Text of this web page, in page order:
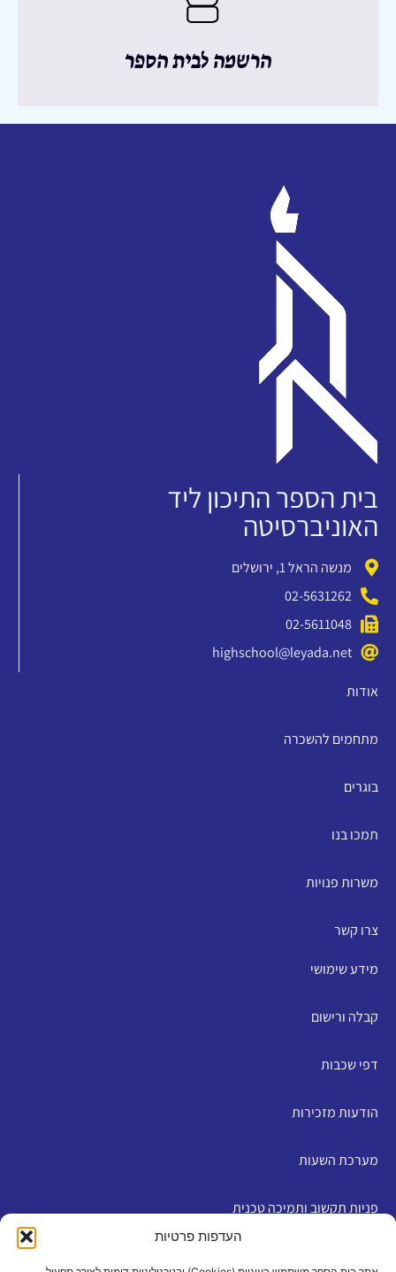
העדפות פרטיות
הרשמה לבית הספר
בית הספר התיכון ליד
האוניברסיטה
מנשה הראל 1, ירושלים
02-5631262
02-5611048
highschool@leyada.net
אודות
מתחמים להשכרה
בוגרים
תמכו בנו
משרות פנויות
צרו קשר
מידע שימושי
קבלה ורישום
דפי שכבות
הודעות מזכירות
מערכת השעות
פניות תקשוב ותמיכה טכנית